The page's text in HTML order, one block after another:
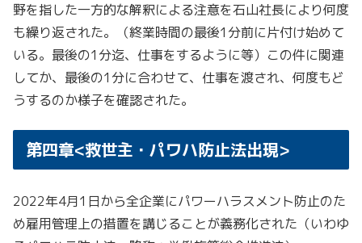
野を指した一方的な解釈による注意を石山社長により何度
も繰り返された。（終業時間の最後1分前に片付け始めて
いる。最後の1分迄、仕事をするように等）この件に関連
してか、最後の1分に合わせて、仕事を渡され、何度もど
うするのか様子を確認された。
第四章<救世主・パワハ防止法出現>
2022年4月1日から全企業にパワーハラスメント防止のた
め雇用管理上の措置を講じることが義務化された（いわゆ